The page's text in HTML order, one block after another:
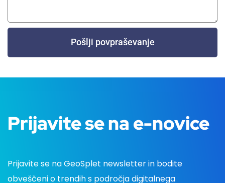
Pošlji povpraševanje
Prijavite se na e-novice
Prijavite se na GeoSplet newsletter in bodite
obveščeni o trendih s področja digitalnega